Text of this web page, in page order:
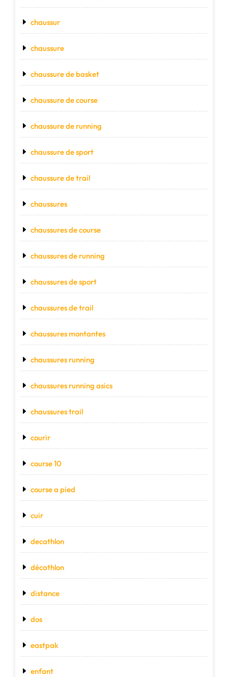
chaussur
chaussure
chaussure de basket
chaussure de course
chaussure de running
chaussure de sport
chaussure de trail
chaussures
chaussures de course
chaussures de running
chaussures de sport
chaussures de trail
chaussures montantes
chaussures running
chaussures running asics
chaussures trail
courir
course 10
course a pied
cuir
decathlon
décathlon
distance
dos
eastpak
enfant